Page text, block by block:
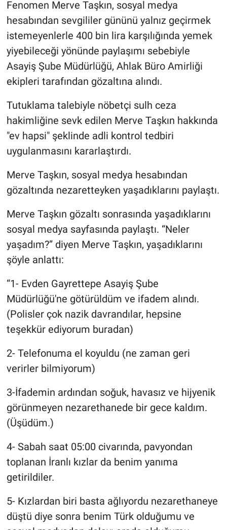
Fenomen Merve Taşkın, sosyal medya
hesabından sevgililer gününü yalnız geçirmek
istemeyenlerle 400 bin lira karşılığında yemek
yiyebileceği yönünde paylaşımı sebebiyle
Asayiş Şube Müdürlüğü, Ahlak Büro Amirliği
ekipleri tarafından gözaltına alındı.
Tutuklama talebiyle nöbetçi sulh ceza
hakimliğine sevk edilen Merve Taşkın hakkında
"ev hapsi" şeklinde adli kontrol tedbiri
uygulanmasını kararlaştırdı.
Merve Taşkın, sosyal medya hesabından
gözaltında nezaretteyken yaşadıklarını paylaştı.
Merve Taşkın gözaltı sonrasında yaşadıklarını
sosyal medya sayfasında paylaştı. “Neler
yaşadım?” diyen Merve Taşkın, yaşadıklarını
şöyle anlattı:
“1- Evden Gayrettepe Asayiş Şube
Müdürlüğü'ne götürüldüm ve ifadem alındı.
(Polisler çok nazik davrandılar, hepsine
teşekkür ediyorum buradan)
2- Telefonuma el koyuldu (ne zaman geri
verirler bilmiyorum)
3-İfademin ardından soğuk, havasız ve hijyenik
görünmeyen nezarethanede bir gece kaldım.
(Üşüdüm.)
4- Sabah saat 05:00 civarında, pavyondan
toplanan İranlı kızlar da benim yanıma
getirildiler.
5- Kızlardan biri basta ağlıyordu nezarethaneye
düştü diye sonra benim Türk olduğumu ve
Günün görüntüsü
Haber
İlan
Kimdir
Koronavirüs
Kültür Sanat
Ne demişti
Popüler
Programlar
Sağlık
Spor
Teknoloji
Türkiye'nin Geleceği
Türkiye'nin Gündemi
Yerel Gündem
Canlı Yayın